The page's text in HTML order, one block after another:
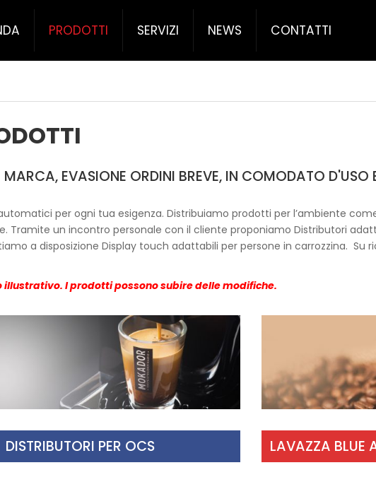
PRODOTTI SERVIZI NEWS CONTATTI
EVASIONE ORDINI BREVE, IN COMODATO D'USO
per ogni tua esigenza. Distribuiamo prodotti per l’ambiente
Tramite un incontro personale con il cliente proponiamo Distributori
a disposizione Display touch adattabili per persone in carrozzina. Su
I prodotti possono subire delle modifiche.
DISTRIBUTORI PER OCS LAVAZZA BLUE